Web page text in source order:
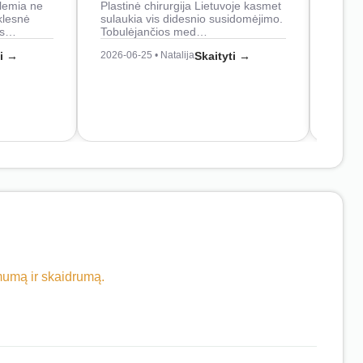
ne
→
Plastinė chirurgija Lietuvoje kasmet
sulaukia vis didesnio susidomėjimo.
Tobulėjančios med…
2026-06-25 • NatalijaSkaityti →
ir skaidrumą.